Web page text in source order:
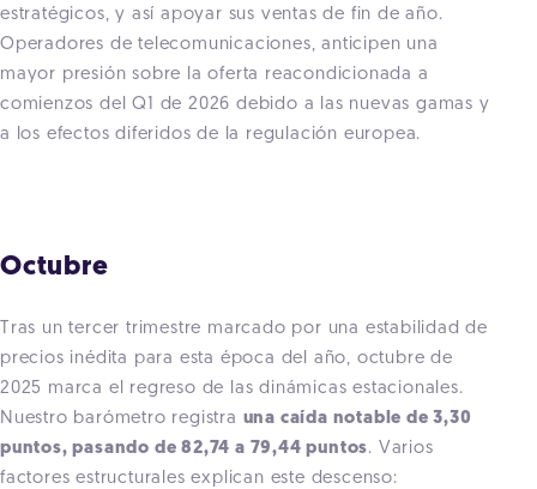
estratégicos, y así apoyar sus ventas de fin de año.
Operadores de telecomunicaciones, anticipen una
mayor presión sobre la oferta reacondicionada a
comienzos del Q1 de 2026 debido a las nuevas gamas y
a los efectos diferidos de la regulación europea.
Octubre
Tras un tercer trimestre marcado por una estabilidad de
precios inédita para esta época del año, octubre de
2025 marca el regreso de las dinámicas estacionales.
Nuestro barómetro registra una caída notable de 3,30
puntos, pasando de 82,74 a 79,44 puntos. Varios
factores estructurales explican este descenso: